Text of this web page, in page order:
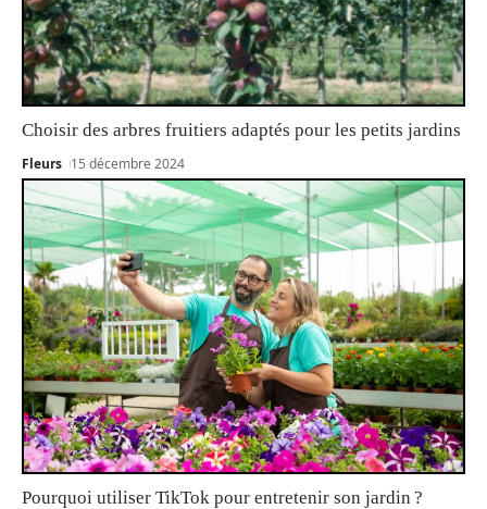
Choisir des arbres fruitiers adaptés pour les petits jardins
Fleurs 15 décembre 2024
Pourquoi utiliser TikTok pour entretenir son jardin ?